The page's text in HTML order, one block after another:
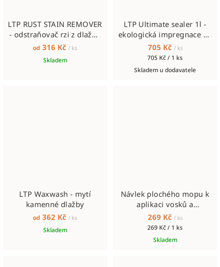
LTP RUST STAIN REMOVER
- odstraňovač rzi z dlažby
a kamene
od 316 Kč / ks
Skladem
LTP Ultimate sealer 1l -
ekologická impregnace na
kámen a beton
705 Kč / ks
Měrná
cena:
705 Kč / 1 ks
Skladem u dodavatele
LTP Waxwash - mytí
kamenné dlažby
od 362 Kč / ks
Skladem
Návlek plochého mopu k
aplikaci vosků a
impregnací
269 Kč / ks
Měrná
cena:
269 Kč / 1 ks
Skladem